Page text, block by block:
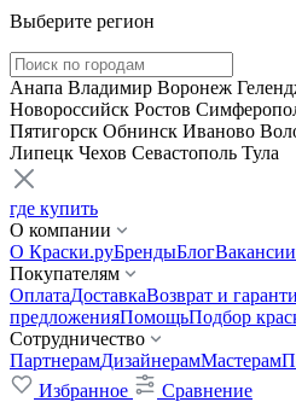
Выберите регион
Анапа Владимир Воронеж
Новороссийск Ростов
Пятигорск Обнинск Иваново
Липецк Чехов Севастополь Тула
где купить
О компании
О Краски.руБрендыБлогВакансии
Покупателям
ОплатаДоставкаВозврат и
предложенияПомощьПодбор
Сотрудничество
ПартнерамДизайнерамМастерам
Избранное
Сравнение